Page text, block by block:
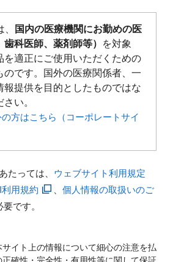
国内の医療機関にお勤めの医
科医師、薬剤師等）
を対象
を適正にご使用いただくための
のです。国外の医療関係者、一
報提供を目的としたものではな
い。
方はこちら（コーポレートサイ
たっては、 ウェブサイト利用規定
用規約
個人情報の取扱いのご
です。
イト上の情報について細心の注意を払
確性・完全性・有用性等に関して保証